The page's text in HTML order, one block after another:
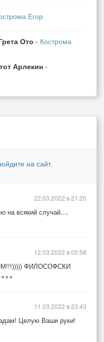
Егор
Ото - Кострома
Арлекин-
на сайт.
на всякий случай....
22.03.2022 в 21:20
ФИЛОСОФСКИ
12.03.2022 в 05:58
Целую Ваши руки!
11.03.2022 в 23:43